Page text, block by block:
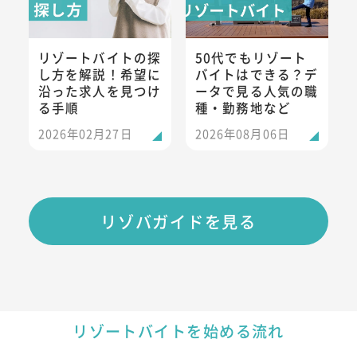
リゾートバイトの探
し方を解説！希望に
沿った求人を見つけ
る手順
2026年02月27日
50代でもリゾート
バイトはできる？デ
ータで見る人気の職
種・勤務地など
2026年08月06日
リゾバガイドを見る
リゾートバイトを始める流れ